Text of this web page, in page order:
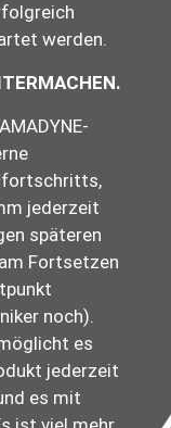
werden.
jederzeit
späteren
Fortsetzen
noch).
es
jederzeit
es mit